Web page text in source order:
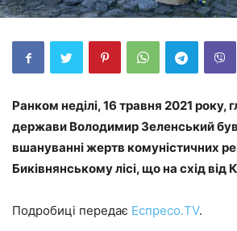
Ранком неділі, 16 травня 2021 року,
держави Володимир Зеленський був
вшануванні жертв комуністичних
Биківнянському лісі, що на схід від
Подробиці передає Еспресо.TV.